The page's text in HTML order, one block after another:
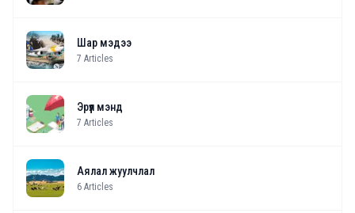
Шар мэдээ
7 Articles
Эрүүл мэнд
7 Articles
Аялал жуулчлал
6 Articles